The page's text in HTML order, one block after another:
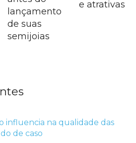
lançamento
de suas
semijoias
e atrativas
influencia na qualidade das
de caso